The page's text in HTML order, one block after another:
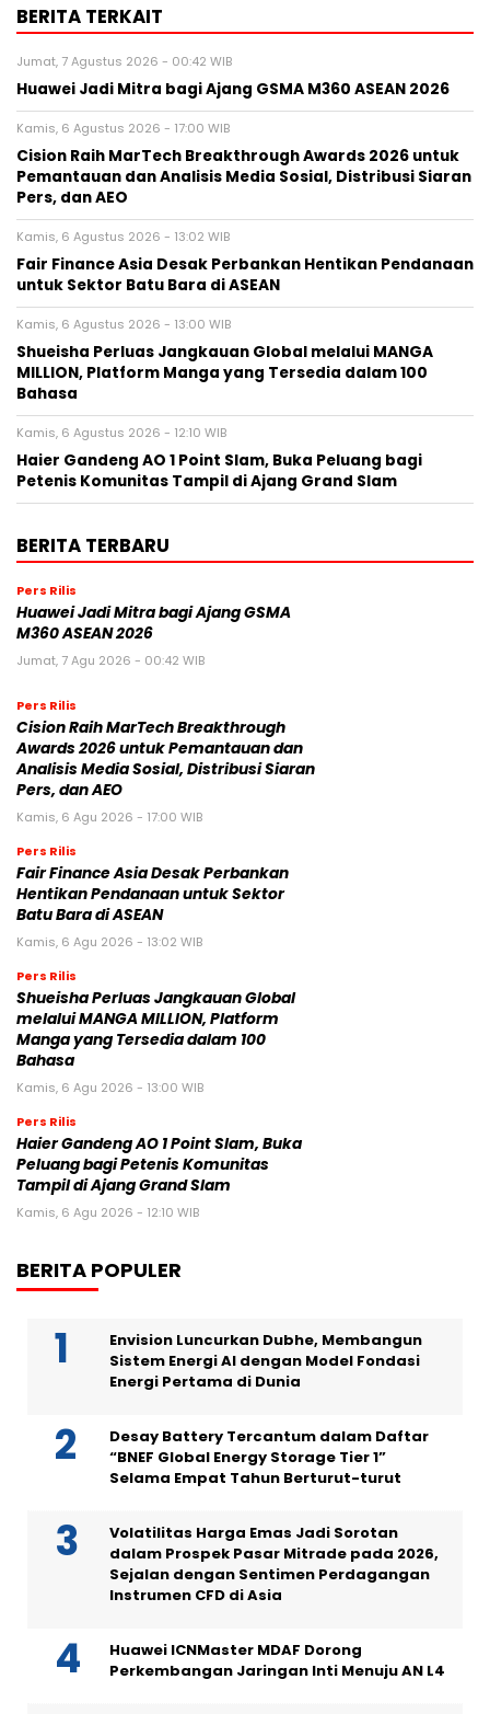
BERITA TERKAIT
Jumat, 7 Agustus 2026 - 00:42 WIB
Huawei Jadi Mitra bagi Ajang GSMA M360 ASEAN 2026
Kamis, 6 Agustus 2026 - 17:00 WIB
Cision Raih MarTech Breakthrough Awards 2026 untuk
Pemantauan dan Analisis Media Sosial, Distribusi Siaran
Pers, dan AEO
Kamis, 6 Agustus 2026 - 13:02 WIB
Fair Finance Asia Desak Perbankan Hentikan Pendanaan
untuk Sektor Batu Bara di ASEAN
Kamis, 6 Agustus 2026 - 13:00 WIB
Shueisha Perluas Jangkauan Global melalui MANGA
MILLION, Platform Manga yang Tersedia dalam 100
Bahasa
Kamis, 6 Agustus 2026 - 12:10 WIB
Haier Gandeng AO 1 Point Slam, Buka Peluang bagi
Petenis Komunitas Tampil di Ajang Grand Slam
BERITA TERBARU
Pers Rilis
Huawei Jadi Mitra bagi Ajang GSMA
M360 ASEAN 2026
Jumat, 7 Agu 2026 - 00:42 WIB
Pers Rilis
Cision Raih MarTech Breakthrough
Awards 2026 untuk Pemantauan dan
Analisis Media Sosial, Distribusi Siaran
Pers, dan AEO
Kamis, 6 Agu 2026 - 17:00 WIB
Pers Rilis
Fair Finance Asia Desak Perbankan
Hentikan Pendanaan untuk Sektor
Batu Bara di ASEAN
Kamis, 6 Agu 2026 - 13:02 WIB
Pers Rilis
Shueisha Perluas Jangkauan Global
melalui MANGA MILLION, Platform
Manga yang Tersedia dalam 100
Bahasa
Kamis, 6 Agu 2026 - 13:00 WIB
Pers Rilis
Haier Gandeng AO 1 Point Slam, Buka
Peluang bagi Petenis Komunitas
Tampil di Ajang Grand Slam
Kamis, 6 Agu 2026 - 12:10 WIB
BERITA POPULER
Envision Luncurkan Dubhe, Membangun
Sistem Energi AI dengan Model Fondasi
Energi Pertama di Dunia
Desay Battery Tercantum dalam Daftar
“BNEF Global Energy Storage Tier 1”
Selama Empat Tahun Berturut-turut
Volatilitas Harga Emas Jadi Sorotan
dalam Prospek Pasar Mitrade pada 2026,
Sejalan dengan Sentimen Perdagangan
Instrumen CFD di Asia
Huawei ICNMaster MDAF Dorong
Perkembangan Jaringan Inti Menuju AN L4